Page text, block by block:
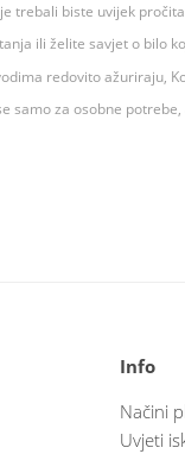
trebali biste uvijek
ili želite savjet o bilo
redovito ažuriraju,
samo za osobne
Info
Načini
Uvjeti